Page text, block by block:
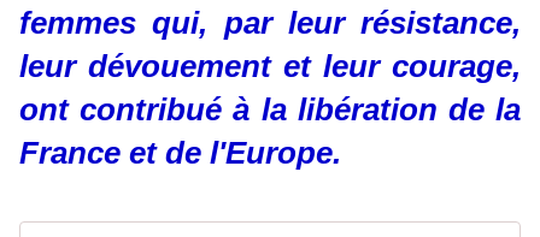
femmes qui, par leur résistance,
leur dévouement et leur courage,
ont contribué à la libération de la
France et de l'Europe.